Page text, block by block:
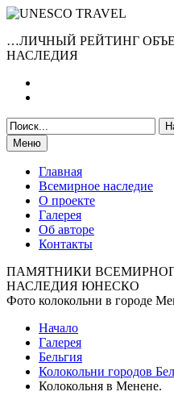
…ЛИЧНЫЙ РЕЙТИНГ
НАСЛЕДИЯ
Меню
Главная
Всемирное наследие
О проекте
Галерея
Об авторе
Контакты
ПАМЯТНИКИ
НАСЛЕДИЯ ЮНЕСКО
Фото колокольни в городе
Начало
Галерея
Бельгия
Колокольни городов
Колокольня в Менене.